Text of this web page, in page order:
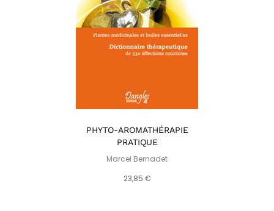
PHYTO-AROMATHÉRAPIE
PRATIQUE
Marcel Bernadet
23,85 €